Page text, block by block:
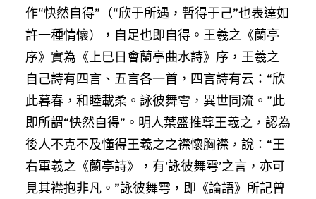
作“快然自得”（“欣于所遇，暫得于己”也表達如
許一種情懷），自足也即自得。王羲之《蘭亭
序》實為《上巳日會蘭亭曲水詩》序，王羲之
自己詩有四言、五言各一首，四言詩有云：“欣
此暮春，和睦載柔。詠彼舞雩，異世同流。”此
即所謂“快然自得”。明人葉盛推尊王羲之，認為
後人不克不及懂得王羲之之襟懷胸襟，說：“王
右軍羲之《蘭亭詩》，有‘詠彼舞雩’之言，亦可
見其襟抱非凡。”詠彼舞雩，即《論語》所記曾